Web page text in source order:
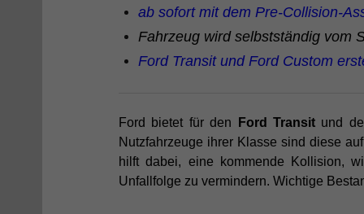
ab sofort mit dem Pre-Collision-
Fahrzeug wird selbstständig vom
Ford Transit und Ford Custom
Ford bietet für den Ford Transit und
Nutzfahrzeuge ihrer Klasse sind diese
hilft dabei, eine kommende Kollision,
Unfallfolge zu vermindern. Wichtige